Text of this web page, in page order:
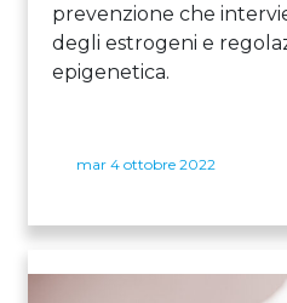
prevenzione che
degli estrogeni e
epigenetica.
mar 4 ottobre 2022